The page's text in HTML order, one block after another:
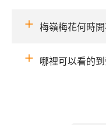
梅嶺梅花何時
哪裡可以看的